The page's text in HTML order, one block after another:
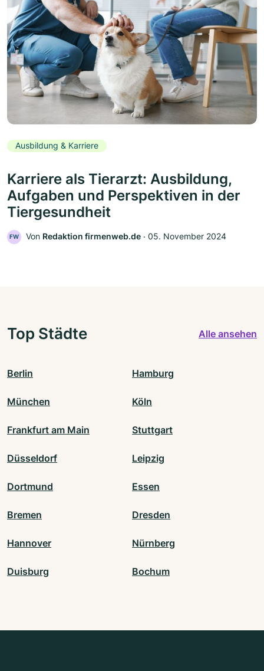
Ausbildung & Karriere
Karriere als Tierarzt: Ausbildung,
Aufgaben und Perspektiven in der
Tiergesundheit
FW Von Redaktion firmenweb.de ‧ 05. November 2024
Top Städte Alle ansehen
Berlin Hamburg
München Köln
Frankfurt am Main Stuttgart
Düsseldorf Leipzig
Dortmund Essen
Bremen Dresden
Hannover Nürnberg
Duisburg Bochum